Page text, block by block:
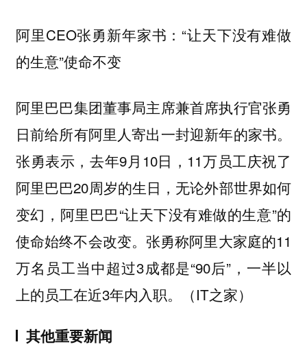
阿里CEO张勇新年家书：“让天下没有难做
的生意”使命不变
阿里巴巴集团董事局主席兼首席执行官张勇
日前给所有阿里人寄出一封迎新年的家书。
张勇表示，去年9月10日，11万员工庆祝了
阿里巴巴20周岁的生日，无论外部世界如何
变幻，阿里巴巴“让天下没有难做的生意”的
使命始终不会改变。张勇称阿里大家庭的11
万名员工当中超过3成都是“90后”，一半以
上的员工在近3年内入职。（IT之家）
其他重要新闻